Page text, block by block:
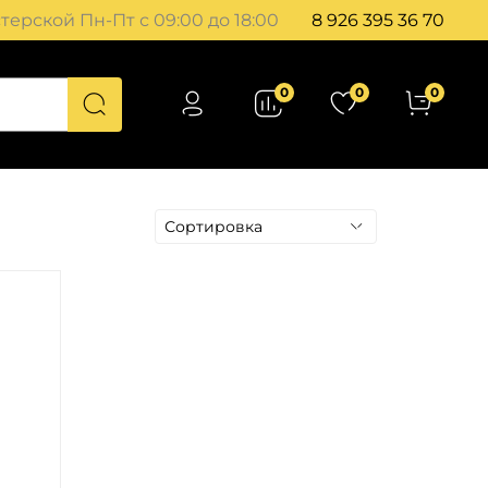
Пн-Пт с 09:00 до 18:00 8 926 395 36 70
0 0 0